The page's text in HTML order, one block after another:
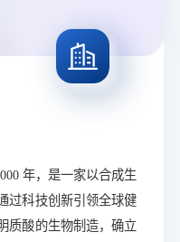
年，是一家以合成生
过科技创新引领全球健
质酸的生物制造，确立